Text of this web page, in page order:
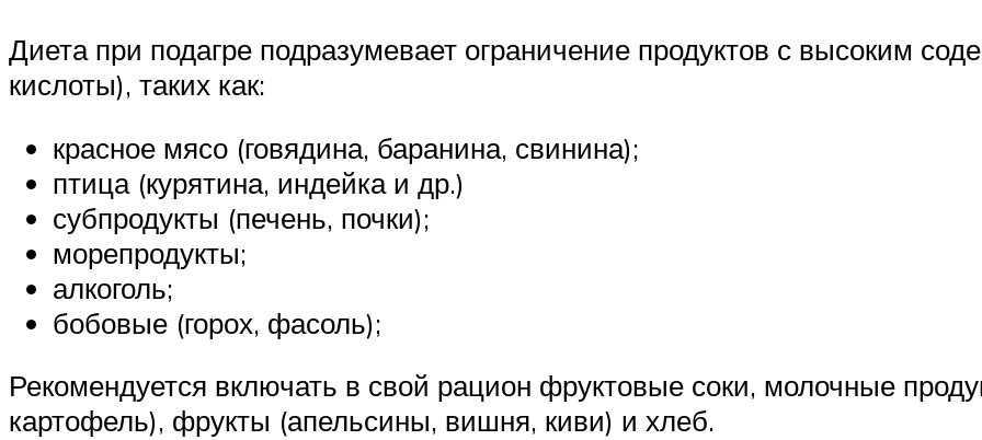
Диета при подагре подразумевает ограничение продуктов с высоким
кислоты), таких как:
красное мясо (говядина, баранина, свинина);
птица (курятина, индейка и др.)
субпродукты (печень, почки);
морепродукты;
алкоголь;
бобовые (горох, фасоль);
Рекомендуется включать в свой рацион фруктовые соки, молочные
картофель), фрукты (апельсины, вишня, киви) и хлеб.